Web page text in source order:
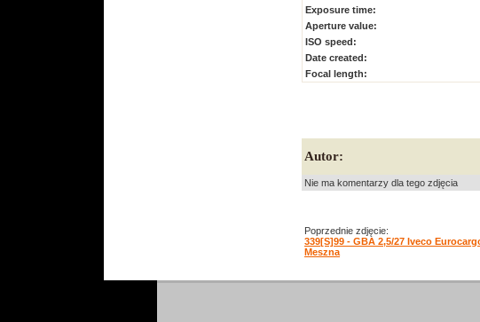
Exposure time:
Aperture value:
ISO speed:
Date created:
Focal length:
Autor:
Nie ma komentarzy dla tego zdjęcia
Poprzednie zdjęcie:
339[S]99 - GBA 2,5/27 Iveco
Meszna